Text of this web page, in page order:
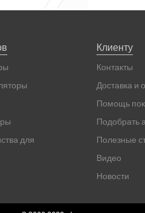
для
Клиенту
Контакты
Доставка и
Помощь
Подобрать
Полезные
Видео
Новости